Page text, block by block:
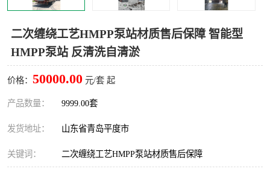
二次缠绕工艺HMPP泵站材质售后保障 智能型
HMPP泵站 反清洗自清淤
价格： 50000.00 元/套 起
产品数量： 9999.00套
发货地址： 山东省青岛平度市
关键词： 二次缠绕工艺HMPP泵站材质售后保障
真空冲洗设备
水平自清洗格栅